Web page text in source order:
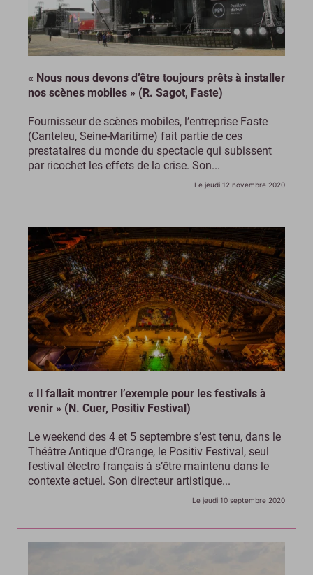
« Nous nous devons d’être toujours prêts à installer
nos scènes mobiles » (R. Sagot, Faste)
Fournisseur de scènes mobiles, l’entreprise Faste
(Canteleu, Seine-Maritime) fait partie de ces
prestataires du monde du spectacle qui subissent
par ricochet les effets de la crise. Son...
Le jeudi 12 novembre 2020
« Il fallait montrer l’exemple pour les festivals à
venir » (N. Cuer, Positiv Festival)
Le weekend des 4 et 5 septembre s’est tenu, dans le
Théâtre Antique d’Orange, le Positiv Festival, seul
festival électro français à s’être maintenu dans le
contexte actuel. Son directeur artistique...
Le jeudi 10 septembre 2020